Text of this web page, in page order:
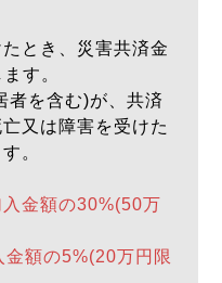
とき、災害共済金
す。
者を含む)が、共済
又は障害を受けた
。
金額の30%(50万
額の5%(20万円限